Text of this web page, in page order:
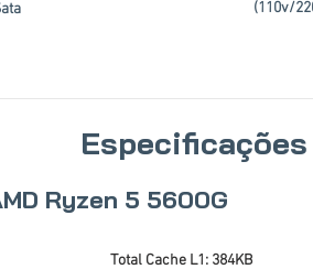
(110v/
Ryzen 5 5600G
Total Cache L1: 384KB